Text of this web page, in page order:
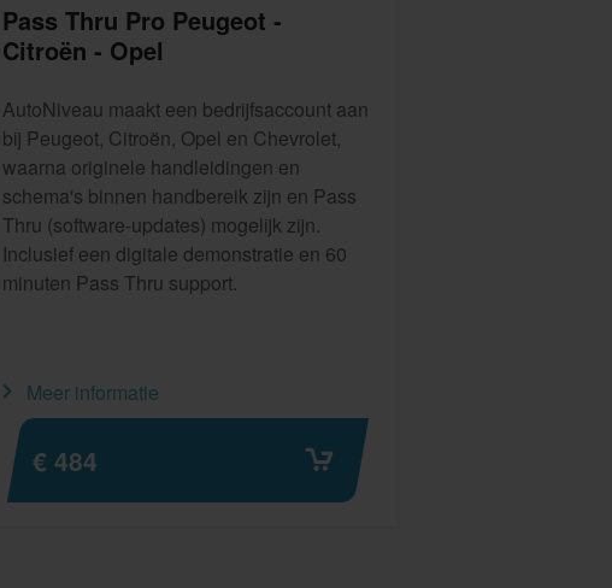
Pass Thru Pro Peugeot -
Citroën - Opel
AutoNiveau maakt een bedrijfsaccount aan
bij Peugeot, Citroën, Opel en Chevrolet,
waarna originele handleidingen en
schema's binnen handbereik zijn en Pass
Thru (software-updates) mogelijk zijn.
Inclusief een digitale demonstratie en 60
minuten Pass Thru support.
Meer informatie
€ 484